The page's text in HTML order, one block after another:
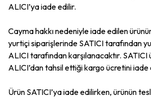
ALICI’ya iade edilir.
Cayma hakkı nedeniyle iade edilen
yurtiçi siparişlerinde SATICI tarafından
ALICI tarafından karşılanacaktır.
ALICI’dan tahsil ettiği kargo ücretini
Ürün SATICI’ya iade edilirken, ürünün